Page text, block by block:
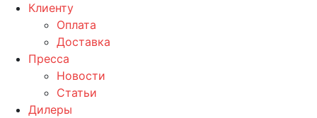
Клиенту
Оплата
Доставка
Пресса
Новости
Статьи
Дилеры